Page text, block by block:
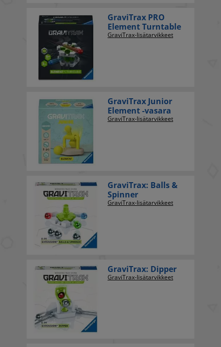
GraviTrax PRO
Element Turntable
GraviTrax-lisätarvikkeet
GraviTrax Junior
Element -vasara
GraviTrax-lisätarvikkeet
GraviTrax: Balls &
Spinner
GraviTrax-lisätarvikkeet
GraviTrax: Dipper
GraviTrax-lisätarvikkeet